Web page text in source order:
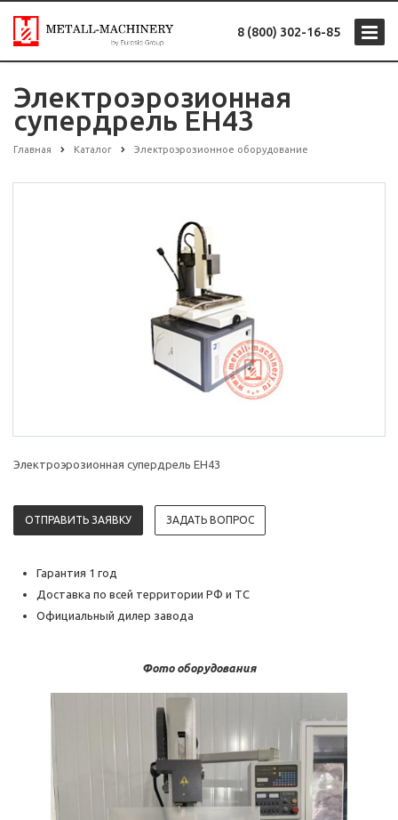
8 (800) 302-16-85
Электроэрозионная
супердрель EH43
Главная Каталог Электроэрозионное оборудование
Электроэрозионная супердрель EH43
ОТПРАВИТЬ ЗАЯВКУ ЗАДАТЬ ВОПРОС
Гарантия 1 год
Доставка по всей территории РФ и ТС
Официальный дилер завода
Фото оборудования